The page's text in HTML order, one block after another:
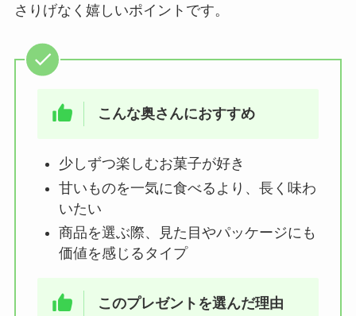
さりげなく嬉しいポイントです。
こんな奥さんにおすすめ
少しずつ楽しむお菓子が好き
甘いものを一気に食べるより、長く味わ
いたい
商品を選ぶ際、見た目やパッケージにも
価値を感じるタイプ
このプレゼントを選んだ理由